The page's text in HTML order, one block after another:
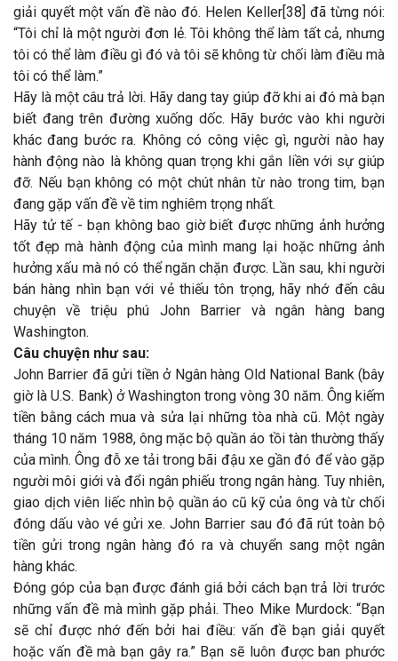
giải quyết một vấn đề nào đó. Helen Keller[38] đã từng nói:
“Tôi chỉ là một người đơn lẻ. Tôi không thể làm tất cả, nhưng
tôi có thể làm điều gì đó và tôi sẽ không từ chối làm điều mà
tôi có thể làm.”
Hãy là một câu trả lời. Hãy dang tay giúp đỡ khi ai đó mà bạn
biết đang trên đường xuống dốc. Hãy bước vào khi người
khác đang bước ra. Không có công việc gì, người nào hay
hành động nào là không quan trọng khi gắn liền với sự giúp
đỡ. Nếu bạn không có một chút nhân từ nào trong tim, bạn
đang gặp vấn đề về tim nghiêm trọng nhất.
Hãy tử tế - bạn không bao giờ biết được những ảnh hưởng
tốt đẹp mà hành động của mình mang lại hoặc những ảnh
hưởng xấu mà nó có thể ngăn chặn được. Lần sau, khi người
bán hàng nhìn bạn với vẻ thiếu tôn trọng, hãy nhớ đến câu
chuyện về triệu phú John Barrier và ngân hàng bang
Washington.
Câu chuyện như sau:
John Barrier đã gửi tiền ở Ngân hàng Old National Bank (bây
giờ là U.S. Bank) ở Washington trong vòng 30 năm. Ông kiếm
tiền bằng cách mua và sửa lại những tòa nhà cũ. Một ngày
tháng 10 năm 1988, ông mặc bộ quần áo tồi tàn thường thấy
của mình. Ông đỗ xe tải trong bãi đậu xe gần đó để vào gặp
người môi giới và đổi ngân phiếu trong ngân hàng. Tuy nhiên,
giao dịch viên liếc nhìn bộ quần áo cũ kỹ của ông và từ chối
đóng dấu vào vé gửi xe. John Barrier sau đó đã rút toàn bộ
tiền gửi trong ngân hàng đó ra và chuyển sang một ngân
hàng khác.
Đóng góp của bạn được đánh giá bởi cách bạn trả lời trước
những vấn đề mà mình gặp phải. Theo Mike Murdock: “Bạn
sẽ chỉ được nhớ đến bởi hai điều: vấn đề bạn giải quyết
hoặc vấn đề mà bạn gây ra.” Bạn sẽ luôn được ban phước